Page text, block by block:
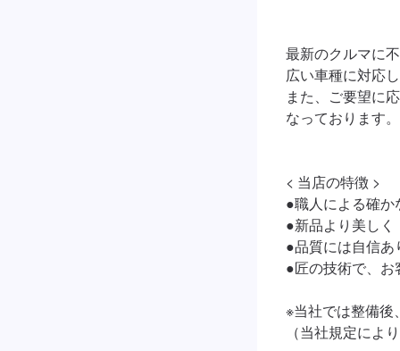
最新のクルマに
広い車種に対応
また、ご要望に
なっております。
< 当店の特徴 >
●職人による確か
●新品より美しく
●品質には自信
●匠の技術で、
※当社では整備後
（当社規定によ